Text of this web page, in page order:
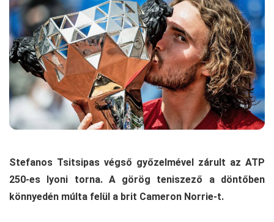
Stefanos Tsitsipas végső győzelmével zárult az ATP
250-es lyoni torna. A görög teniszező a döntőben
könnyedén múlta felül a brit Cameron Norrie-t.